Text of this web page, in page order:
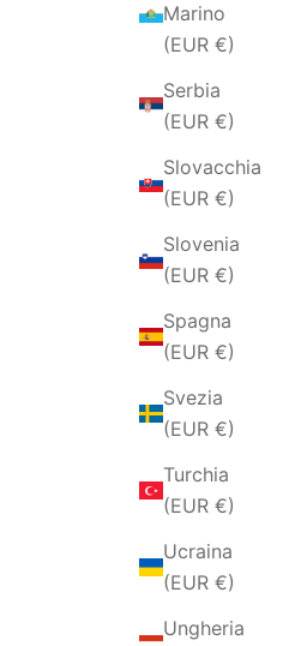
Marino
(EUR €)
Serbia
(EUR €)
Slovacchia
(EUR €)
Slovenia
(EUR €)
Spagna
(EUR €)
Svezia
(EUR €)
Turchia
(EUR €)
Ucraina
(EUR €)
Ungheria